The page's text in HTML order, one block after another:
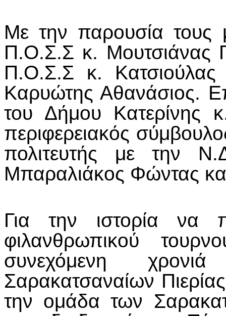
Με την παρουσία τους
Π.Ο.Σ.Σ κ. Μουτσιάνας
Π.Ο.Σ.Σ κ. Κατσιούλας
Καρυώτης Αθανάσιος.
του Δήμου Κατερίνης
περιφερειακός
πολιτευτής με την
Μπαραλιάκος Φώντας
Για την ιστορία να
φιλανθρωπικού
συνεχόμενη
Σαρακατσαναίων
την ομάδα των